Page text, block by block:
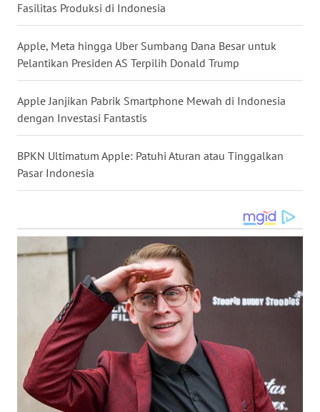
Fasilitas Produksi di Indonesia
Apple, Meta hingga Uber Sumbang Dana Besar untuk
Pelantikan Presiden AS Terpilih Donald Trump
Apple Janjikan Pabrik Smartphone Mewah di Indonesia
dengan Investasi Fantastis
BPKN Ultimatum Apple: Patuhi Aturan atau Tinggalkan
Pasar Indonesia
KEPRI
WN
PAPUA
WN
PAPUA
WN
SERAMBI
WN
SULTRA
WN
NTB